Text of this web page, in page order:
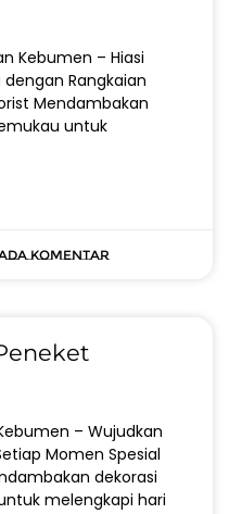
Kebumen – Hiasi
Rangkaian
Mendambakan
untuk
komentar
– Wujudkan
Momen Spesial
dekorasi
melengkapi hari